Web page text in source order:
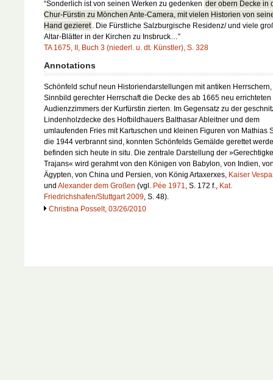
“Sonderlich ist von seinen Werken zu gedenken der obern Decke in
Chur-Fürstin zu Mönchen Ante-Camera, mit vielen Historien von
Hand gezieret . Die Fürstliche Salzburgische Residenz/ und viele
Altar-Blätter in der Kirchen zu Insbruck…”
TA 1675, II, Buch 3 (niederl. u. dt. Künstler), S. 328
Annotations
Schönfeld schuf neun Historiendarstellungen mit antiken
Sinnbild gerechter Herrschaft die Decke des ab 1665 neu errichteten
Audienzzimmers der Kurfürstin zierten. Im Gegensatz zu der
Lindenholzdecke des Hofbildhauers Balthasar Ableitner und dem
umlaufenden Fries mit Kartuschen und kleinen Figuren von Mathias
die 1944 verbrannt sind, konnten Schönfelds Gemälde gerettet
befinden sich heute in situ. Die zentrale Darstellung der
Trajans« wird gerahmt von den Königen von Babylon, von Indien,
Ägypten, von China und Persien, von König Artaxerxes, Kaiser
und Alexander dem Großen (vgl. Pée 1971, S. 172 f., Kat.
Friedrichshafen/Stuttgart 2009, S. 48).
Christina Posselt, 03/26/2010